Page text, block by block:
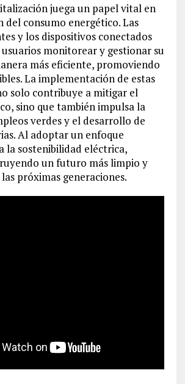
juega un papel vital en
del consumo energético. Las
y los dispositivos conectados
monitorear y gestionar su
más eficiente, promoviendo
La implementación de estas
solo contribuye a mitigar el
sino que también impulsa la
verdes y el desarrollo de
Al adoptar un enfoque
la sostenibilidad eléctrica,
un futuro más limpio y
próximas generaciones.